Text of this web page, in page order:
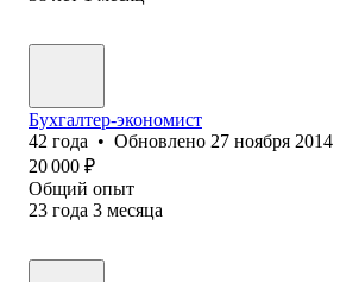
Бухгалтер-экономист
42 года • Обновлено 27 ноября 2014
20 000 ₽
Общий опыт
23 года 3 месяца